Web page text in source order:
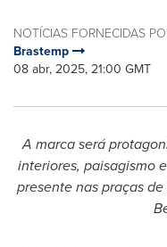
NOTÍCIAS FORNECIDAS
Brastemp
08 abr, 2025, 21:00 GMT
A marca será
interiores, paisagismo
presente nas praças de